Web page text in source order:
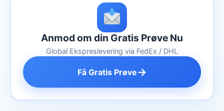
Anmod om din Gratis Prøve Nu
Global Ekspreslevering via FedEx / DHL
Få Gratis Prøve→